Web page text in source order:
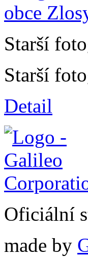
Starší
Starší
Detail
Oficiální
made by